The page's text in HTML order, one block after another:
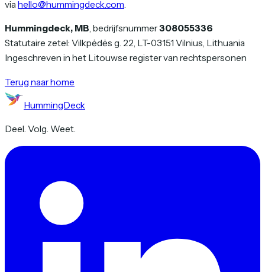
via hello@hummingdeck.com
Hummingdeck, MB, bedrijfsnummer308055336
Statutaire zetel: Vilkpėdės g. 22, LT-03151 Vilnius, Lithuania
Ingeschreven in het Litouwse register van rechtspersonen
Terug naar home
HummingDeck
Deel. Volg. Weet.